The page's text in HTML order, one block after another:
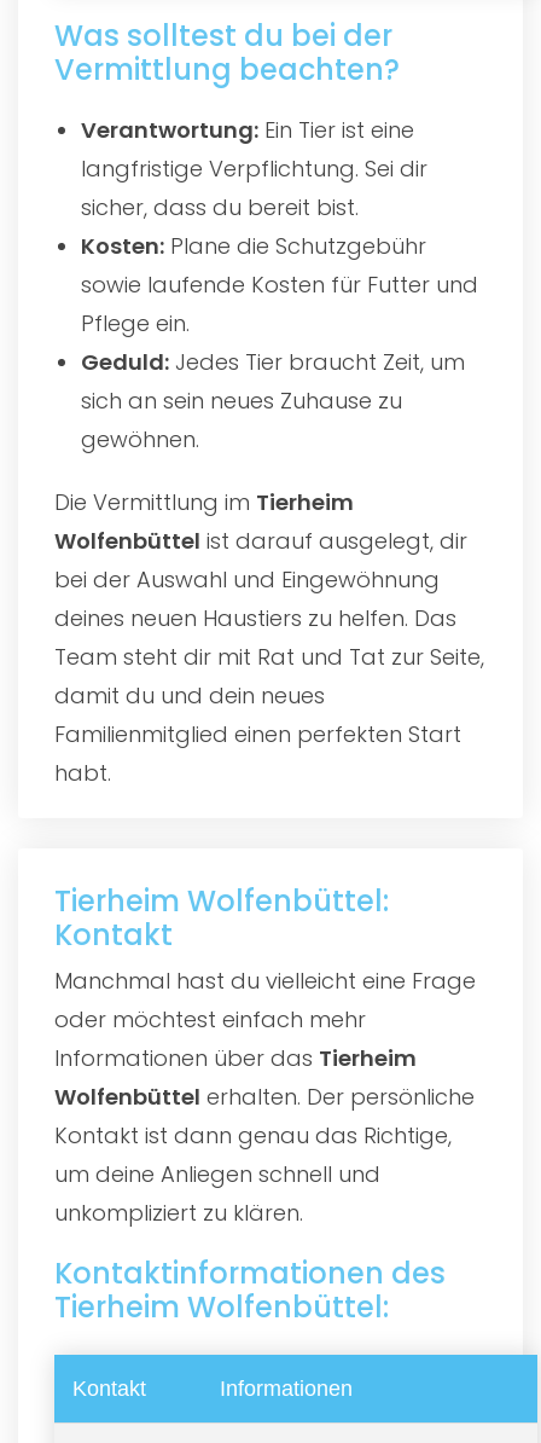
Was solltest du bei der
Vermittlung beachten?
Verantwortung: Ein Tier ist eine
langfristige Verpflichtung. Sei dir
sicher, dass du bereit bist.
Kosten: Plane die Schutzgebühr
sowie laufende Kosten für Futter und
Pflege ein.
Geduld: Jedes Tier braucht Zeit, um
sich an sein neues Zuhause zu
gewöhnen.
Die Vermittlung im Tierheim
Wolfenbüttel ist darauf ausgelegt, dir
bei der Auswahl und Eingewöhnung
deines neuen Haustiers zu helfen. Das
Team steht dir mit Rat und Tat zur Seite,
damit du und dein neues
Familienmitglied einen perfekten Start
habt.
Tierheim Wolfenbüttel:
Kontakt
Manchmal hast du vielleicht eine Frage
oder möchtest einfach mehr
Informationen über das Tierheim
Wolfenbüttel erhalten. Der persönliche
Kontakt ist dann genau das Richtige,
um deine Anliegen schnell und
unkompliziert zu klären.
Kontaktinformationen des
Tierheim Wolfenbüttel:
Kontakt Informationen